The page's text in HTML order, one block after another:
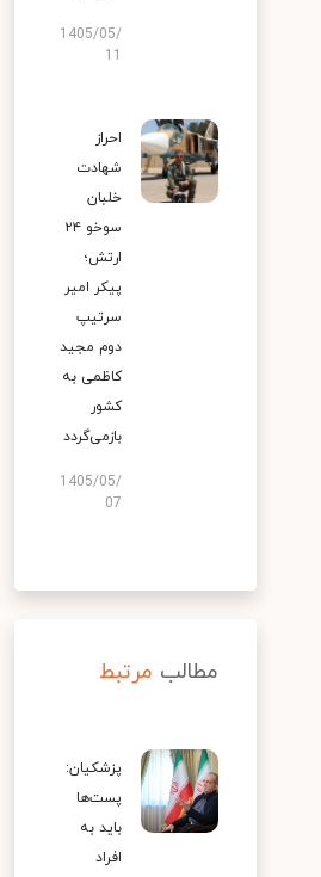
1405/05/
احراز
شهادت
خلبان
سوخو ۲۴
ارتش؛
پیکر امیر
سرتیپ
دوم مجید
کاظمی به
کشور
بازمی‌گردد
1405/05/
07
مطالب مرتبط
پزشکیان:
پست‌ها
باید به
افراد